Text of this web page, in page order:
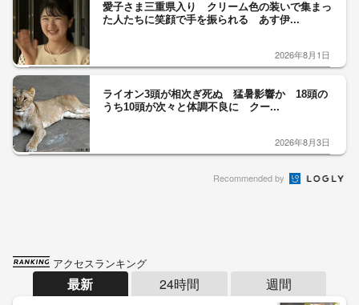
愛子さま三重県入り クリーム色の装いで集まっ
た人たちに笑顔で手を振られる あす伊...
2026年8月1日
ライオン3頭が相次ぎ死ぬ 猛暑影響か 18頭の
うち10頭が次々と体調不良に クー...
2026年8月3日
Recommended by
アクセスランキング
最新 24時間 週間